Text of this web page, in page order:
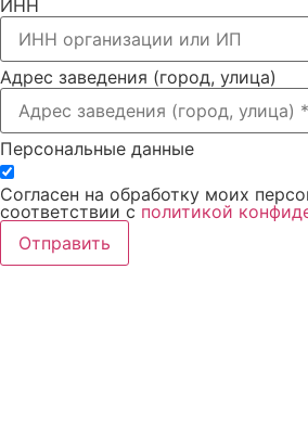
ИНН
Адрес заведения (город, улица)
Персональные данные
Согласен на обработку моих
соответствии с политикой
Отправить